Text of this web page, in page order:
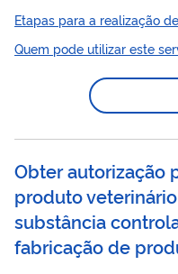
controlados, com a
industrial, a qualidade da
interesses nacionais nas
da ordem interna e da
Etapas para a realização
Quem pode utilizar este
Obter autorização
produto
substância
fabricação de